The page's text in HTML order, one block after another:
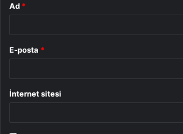
Ad *
E-posta *
İnternet sitesi